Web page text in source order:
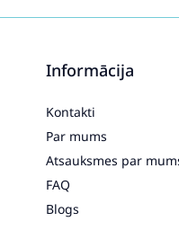
Informācija
Kontakti
Par mums
Atsauksmes par
FAQ
Blogs